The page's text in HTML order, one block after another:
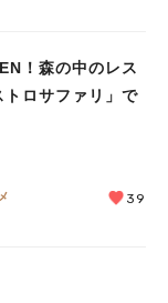
！森の中のレス
トロサファリ」で
39